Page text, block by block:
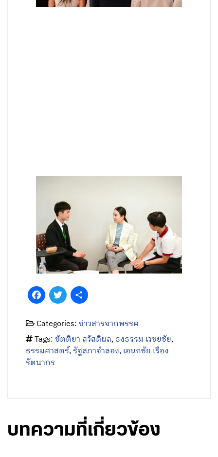
FacebookTwitter
Categories:ข่าวสารจากพรรค
Tags:ขัตติยา สวัสดิผล,ธงธรรม เวชยชัย,
ธรรมศาสตร์,รัฐสภาจำลอง,เอนกชัย เรือง
รัตนากร
บทความที่เกี่ยวข้อง